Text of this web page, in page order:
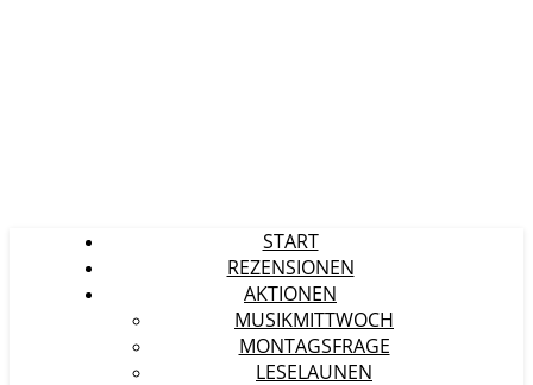
START
REZENSIONEN
AKTIONEN
MUSIKMITTWOCH
MONTAGSFRAGE
LESELAUNEN